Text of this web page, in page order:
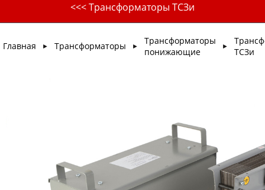
<<< Трансформаторы ТСЗи
Главная ► Трансформаторы ►
Трансформаторы
понижающие
►
ТСЗи